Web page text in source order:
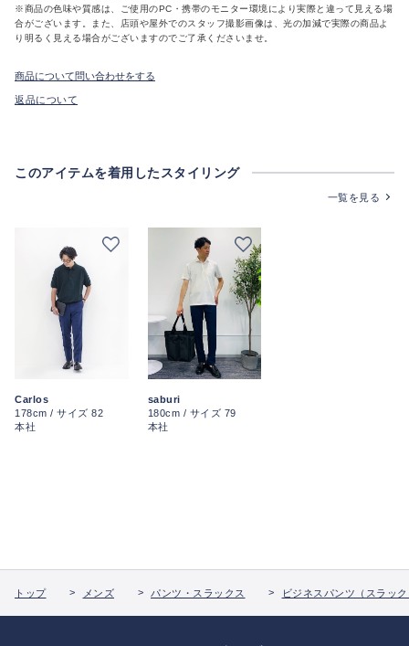
※商品の色味や質感は、ご使用のPC・携帯のモニター環境により実際と違って見える場
合がございます。また、店頭や屋外でのスタッフ撮影画像は、光の加減で実際の商品よ
り明るく見える場合がございますのでご了承くださいませ。
商品について問い合わせをする
返品について
このアイテムを着用したスタイリング
一覧を見る
Carlos
178cm / サイズ 82
本社
saburi
180cm / サイズ 79
本社
トップ メンズ パンツ・スラックス ビジネスパンツ（スラッ